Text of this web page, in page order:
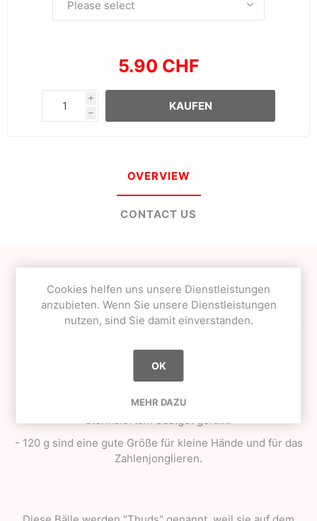
5.90 CHF
i
h
KAUFEN
OVERVIEW
CONTACT US
- Diese Jonglierbälle sind weiche Bohnensäcke
- Die Qualität dieser Bälle ist wesentlich besser als die
eines durchschnittlichen Spielzeugballs aus dem Laden -
perfekte "Quetschgefühl" sorgen dafür, dass sie von
Kindern, Jonglieranfängern und erfahrenen
Ballmanipulatoren geschätzt werden.
- Die Platten haben einen leichten Glanz und sind mit
sterilisiertem Saatgut gefüllt.
- 120 g sind eine gute Größe für kleine Hände und für das
Zahlenjonglieren.
Cookies helfen uns unsere Dienstleistungen
anzubieten. Wenn Sie unsere Dienstleistungen
nutzen, sind Sie damit einverstanden.
OK
MEHR DAZU